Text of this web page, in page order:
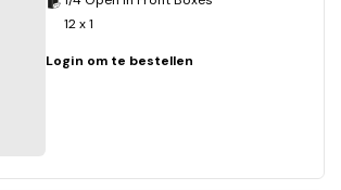
12 x 1
Login om te bestellen